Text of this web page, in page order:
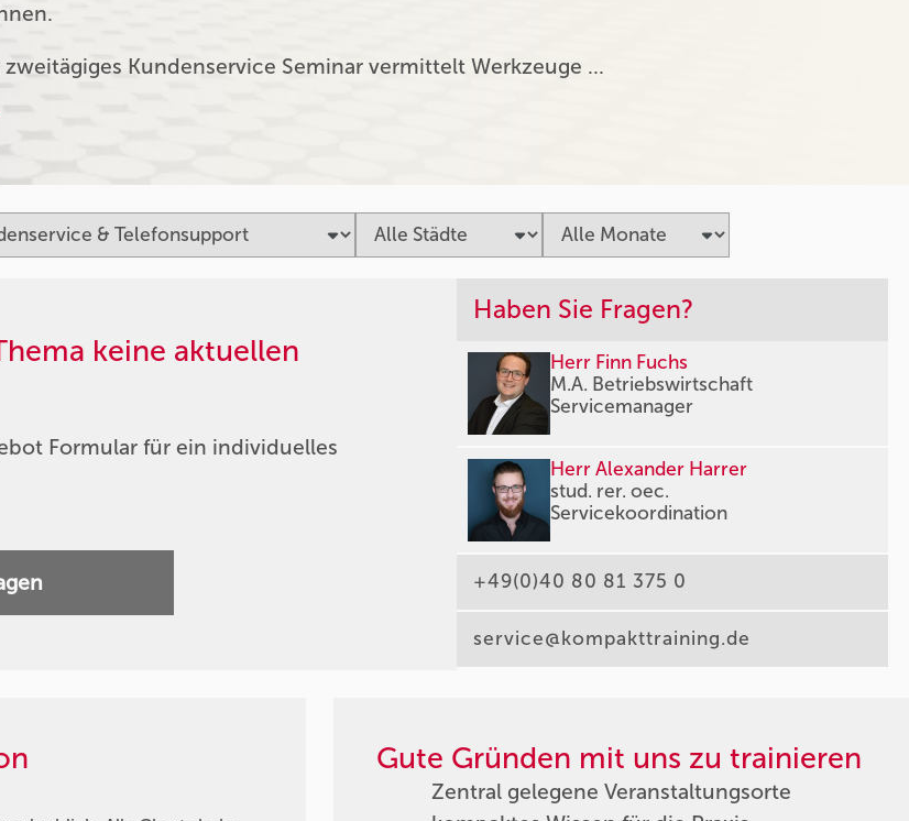
zweitägiges Kundenservice Seminar vermittelt Werkzeuge …
keine aktuellen
Formular für ein individuelles
Haben Sie Fragen?
Herr Finn Fuchs
M.A. Betriebswirtschaft
Servicemanager
Herr Alexander Harrer
stud. rer. oec.
Servicekoordination
+49(0)40 80 81 375 0
service@kompakttraining.de
Gute Gründen mit uns zu trainieren
Zentral gelegene Veranstaltungsorte